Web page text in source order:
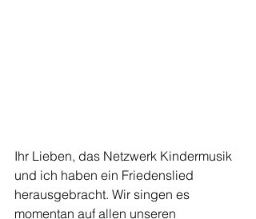
Ihr Lieben, das Netzwerk Kindermusik
und ich haben ein Friedenslied
herausgebracht. Wir singen es
momentan auf allen unseren